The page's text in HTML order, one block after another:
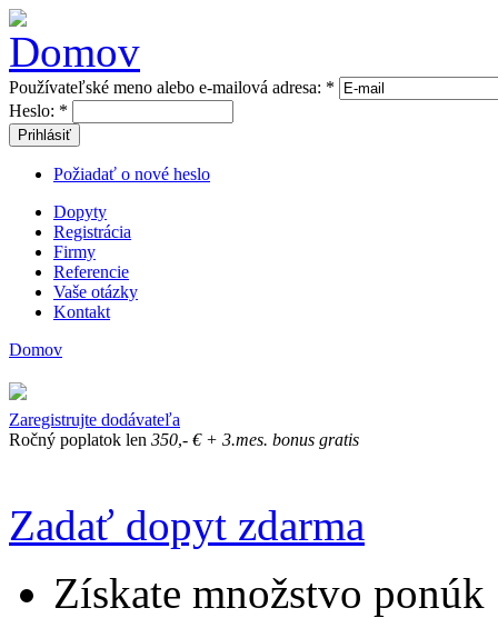
Používateľské meno alebo e-mailová adresa: *
Heslo: *
Prihlásiť
Požiadať o nové heslo
Dopyty
Registrácia
Firmy
Referencie
Vaše otázky
Kontakt
Domov
Zaregistrujte dodávateľa
Ročný poplatok len 350,- € + 3.mes. bonus gratis
Zadať dopyt zdarma
Získate množstvo ponúk